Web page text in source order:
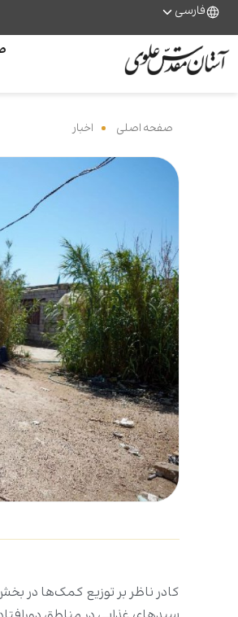
فارسی
صفحه اصلی اخبار